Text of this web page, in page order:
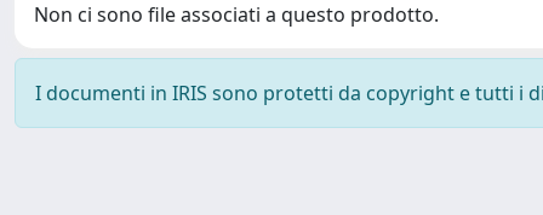
Non ci sono file associati a questo prodotto.
I documenti in IRIS sono protetti da copyright e tutti i